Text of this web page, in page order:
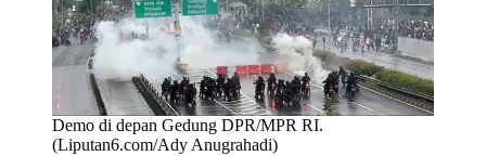
Demo di depan Gedung DPR/MPR RI.
(Liputan6.com/Ady Anugrahadi)